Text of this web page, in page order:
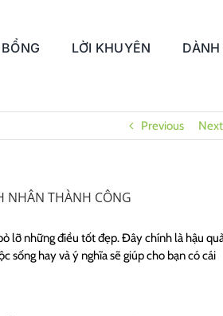
LỜI KHUYÊN DÀNH
Previous Next
NHÂN THÀNH CÔNG
lỡ những điều tốt đẹp. Đây chính là hậu
sống hay và ý nghĩa sẽ giúp cho bạn có cái